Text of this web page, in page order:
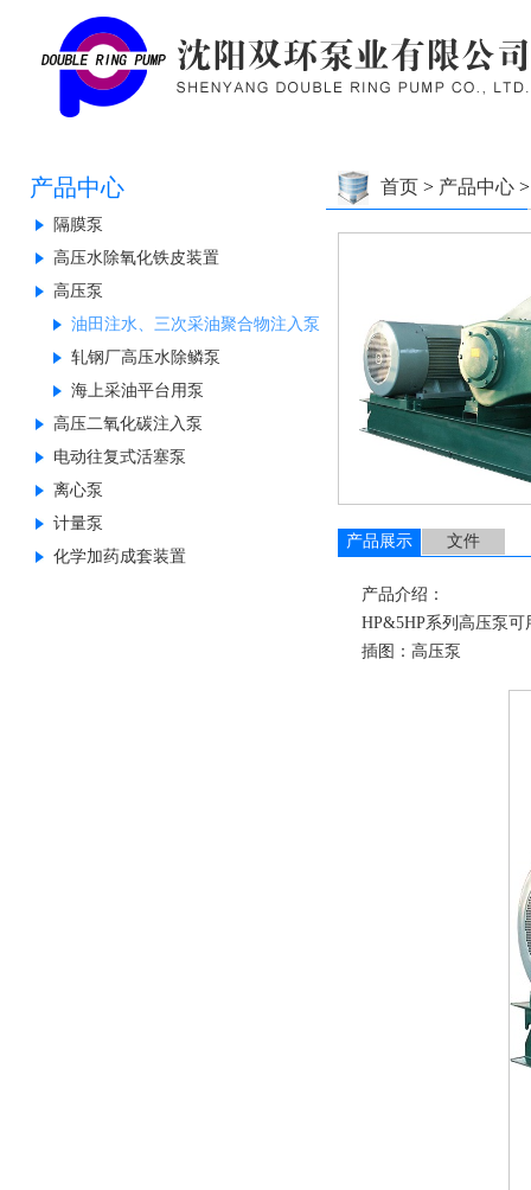
产品中心
隔膜泵
高压水除氧化铁皮装置
高压泵
油田注水、三次采油聚合物注入泵
轧钢厂高压水除鳞泵
海上采油平台用泵
高压二氧化碳注入泵
电动往复式活塞泵
离心泵
计量泵
化学加药成套装置
首页 > 产品中心
产品展示 文件
产品介绍：
HP&5HP系列高压泵
插图：高压泵